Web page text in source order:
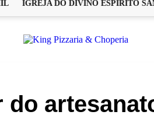
IGREJA DO DIVINO ESPÍRITO